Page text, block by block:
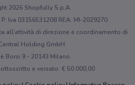
2026 Shopfully S.p.A.
Iva 03156531208 REA: MI-2029270
all’attività di direzione e coordinamento di
Holding GmbH
Borsi 9 - 20143 Milano
e versato: € 50.000,00